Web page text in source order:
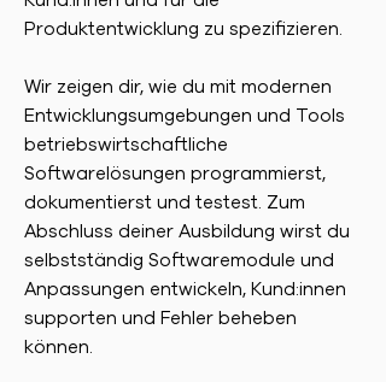
Produktentwicklung zu spezifizieren.
Wir zeigen dir, wie du mit modernen
Entwicklungsumgebungen und Tools
betriebswirtschaftliche
Softwarelösungen programmierst,
dokumentierst und testest. Zum
Abschluss deiner Ausbildung wirst du
selbstständig Softwaremodule und
Anpassungen entwickeln, Kund:innen
supporten und Fehler beheben
können.